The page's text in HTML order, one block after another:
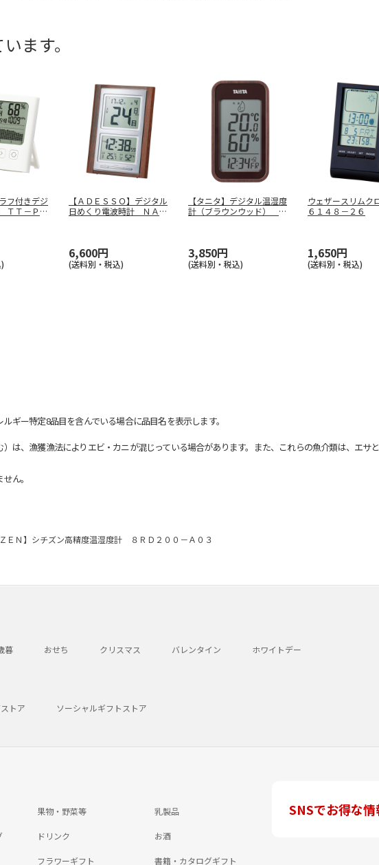
ます。
フ付きデジ
ＴＴ－Ｐ０
【ＡＤＥＳＳＯ】デジタル
日めくり電波時計 ＮＡＲ
6,600円
(送料別・税込)
【タニタ】デジタル温湿度
計（ブラウンウッド） Ｔ
3,850円
(送料別・税込)
ウェザースリムク
６１４８－２６
1,650円
(送料別・税込)
ギー特定8品目を含んでいる場合に品目名を表示します。
、漁獲漁法によりエビ・カニが混じっている場合があります。また、これらの魚介類は、エサ
ん。
ＺＥＮ】シチズン高精度温湿度計 ８ＲＤ２００－Ａ０３
暮 おせち クリスマス バレンタイン ホワイトデー
トア ソーシャルギフトストア
果物・野菜等 乳製品
ドリンク お酒
フラワーギフト 書籍・カタログギフト
SNSでお得な